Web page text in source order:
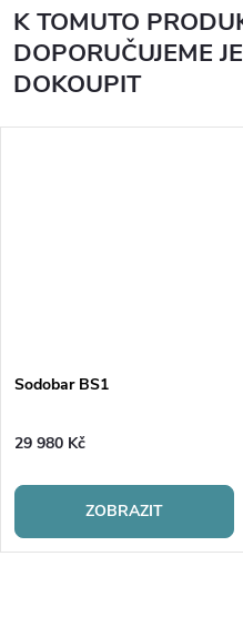
K TOMUTO
DOPORUČUJEME
DOKOUPIT
Sodobar BS1
29 980 Kč
ZOBRAZIT